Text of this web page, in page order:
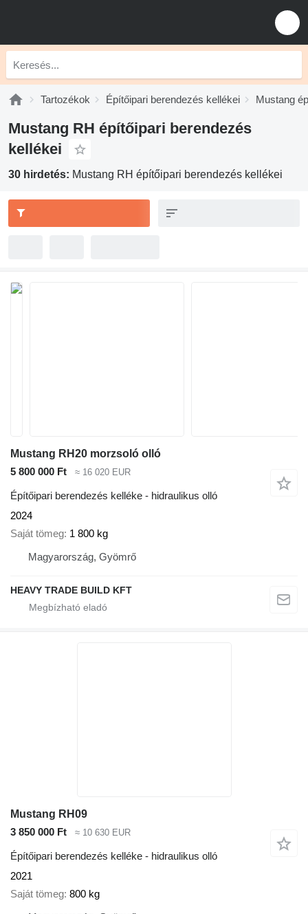
Tartozékok Építőipari berendezés kellékei Mustang
Mustang RH építőipari berendezés
kellékei
30 hirdetés: Mustang RH építőipari berendezés kellékei
Mustang RH20 morzsoló olló
5 800 000 Ft
≈ 16 020 EUR
Építőipari berendezés kelléke - hidraulikus olló
2024
Saját tömeg 1 800 kg
Magyarország, Gyömrő
HEAVY TRADE BUILD KFT
Mustang RH09
3 850 000 Ft
≈ 10 630 EUR
Építőipari berendezés kelléke - hidraulikus olló
2021
Saját tömeg 800 kg